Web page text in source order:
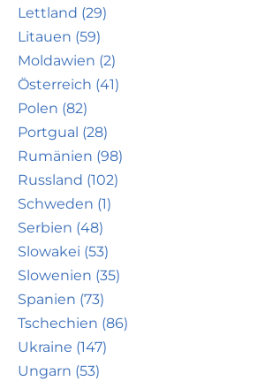
Lettland (29)
Litauen (59)
Moldawien (2)
Österreich (41)
Polen (82)
Portgual (28)
Rumänien (98)
Russland (102)
Schweden (1)
Serbien (48)
Slowakei (53)
Slowenien (35)
Spanien (73)
Tschechien (86)
Ukraine (147)
Ungarn (53)